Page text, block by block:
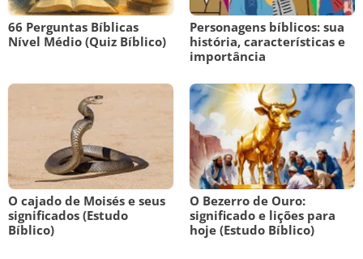
66 Perguntas Bíblicas
Nível Médio (Quiz Bíblico)
Personagens bíblicos: sua
história, características e
importância
O cajado de Moisés e seus
significados (Estudo
Bíblico)
O Bezerro de Ouro:
significado e lições para
hoje (Estudo Bíblico)